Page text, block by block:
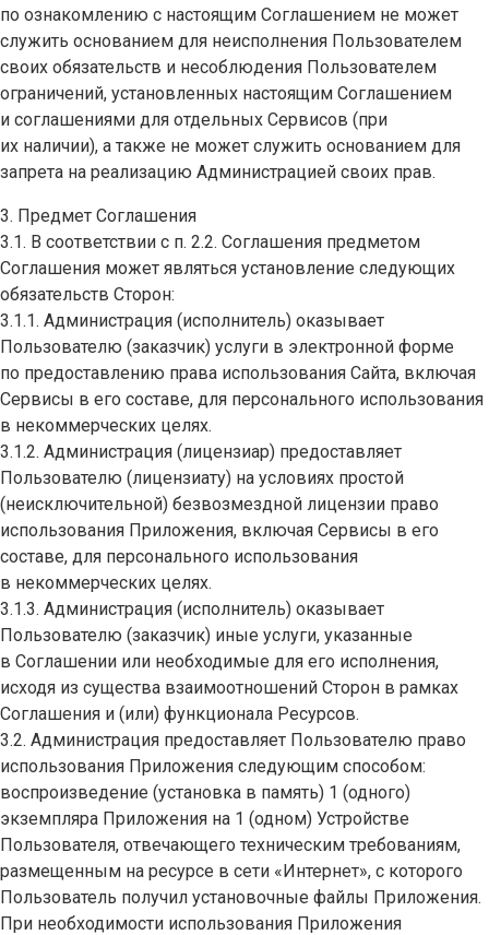
по ознакомлению с настоящим Соглашением не может
служить основанием для неисполнения Пользователем
своих обязательств и несоблюдения Пользователем
ограничений, установленных настоящим Соглашением
и соглашениями для отдельных Сервисов (при
их наличии), а также не может служить основанием для
запрета на реализацию Администрацией своих прав.
3. Предмет Соглашения
3.1. В соответствии с п. 2.2. Соглашения предметом
Соглашения может являться установление следующих
обязательств Сторон:
3.1.1. Администрация (исполнитель) оказывает
Пользователю (заказчик) услуги в электронной форме
по предоставлению права использования Сайта, включая
Сервисы в его составе, для персонального использования
в некоммерческих целях.
3.1.2. Администрация (лицензиар) предоставляет
Пользователю (лицензиату) на условиях простой
(неисключительной) безвозмездной лицензии право
использования Приложения, включая Сервисы в его
составе, для персонального использования
в некоммерческих целях.
3.1.3. Администрация (исполнитель) оказывает
Пользователю (заказчик) иные услуги, указанные
в Соглашении или необходимые для его исполнения,
исходя из существа взаимоотношений Сторон в рамках
Соглашения и (или) функционала Ресурсов.
3.2. Администрация предоставляет Пользователю право
использования Приложения следующим способом:
воспроизведение (установка в память) 1 (одного)
экземпляра Приложения на 1 (одном) Устройстве
Пользователя, отвечающего техническим требованиям,
размещенным на ресурсе в сети «Интернет», с которого
Пользователь получил установочные файлы Приложения.
При необходимости использования Приложения